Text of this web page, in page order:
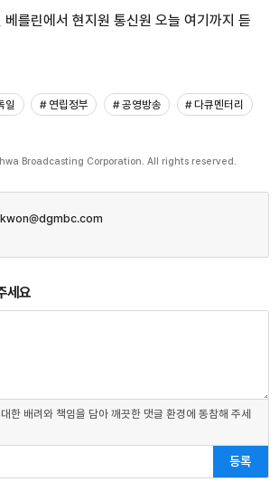
베를린에서 현지원 통신원 오늘 여기까지 듣
일 # 연립정부 # 공영방송
# 다큐멘터리
Broadcasting Corporation. All rights reserved.
세요
한 배려와 책임을 담아 깨끗한 댓글 환경에 동참해 주세
등록